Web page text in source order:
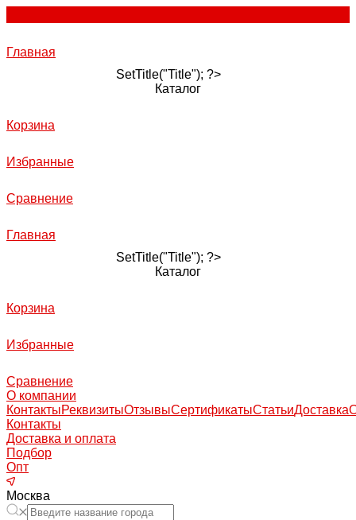
Главная
SetTitle("Title"); ?>
Каталог
Корзина
Избранные
Сравнение
Главная
SetTitle("Title"); ?>
Каталог
Корзина
Избранные
Сравнение
О компании
КонтактыРеквизитыОтзывыСертификатыСтатьиДоставка
Контакты
Доставка и оплата
Подбор
Опт
Москва